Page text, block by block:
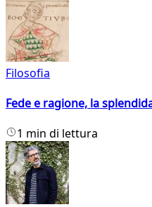
Filosofia
Fede e ragione, la
1 min di lettura